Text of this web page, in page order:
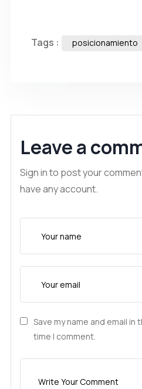
Tags : posicionamiento
Leave a
Sign in to post your
have any account.
Save my name and email
time I comment.